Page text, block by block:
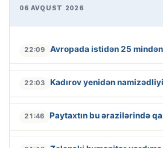
06 AVQUST 2026
22:09 Avropada istidən 25
22:03 Kadırov yenidən
21:46 Paytaxtın bu ərazilərində